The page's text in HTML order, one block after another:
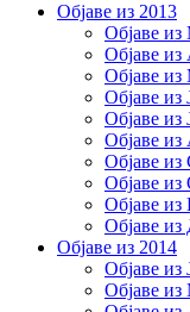
Објаве из 2013
Објаве
Објаве
Објаве из
Објаве из
Објаве из
Објаве из
Објаве из
Објаве из
Објаве
Објаве
Објаве из 2014
Објаве из
Објаве